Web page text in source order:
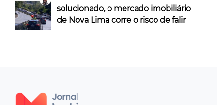
solucionado, o mercado imobiliário
de Nova Lima corre o risco de falir